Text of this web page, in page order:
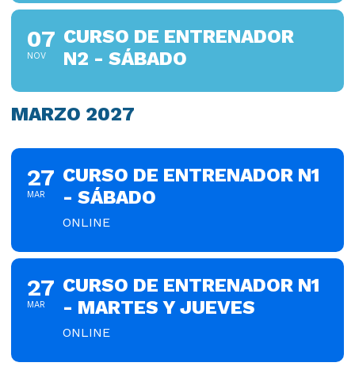
07
NOV
CURSO DE ENTRENADOR
N2 - SÁBADO
MARZO 2027
27
MAR
CURSO DE ENTRENADOR N1
- SÁBADO
ONLINE
27
MAR
CURSO DE ENTRENADOR N1
- MARTES Y JUEVES
ONLINE